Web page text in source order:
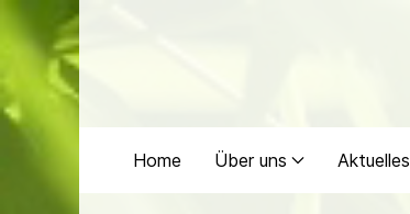
Home Über uns Aktuelles